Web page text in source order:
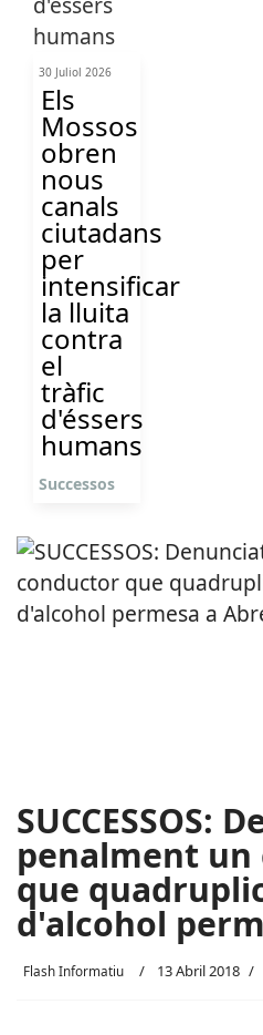
30 Juliol 2026
Els
Mossos
obren
nous
canals
ciutadans
per
intensificar
la lluita
contra
el
tràfic
d'éssers
humans
Successos
SUCCESSOS:
penalment
que
d'alcohol
Flash Informatiu 13 Abril 2018